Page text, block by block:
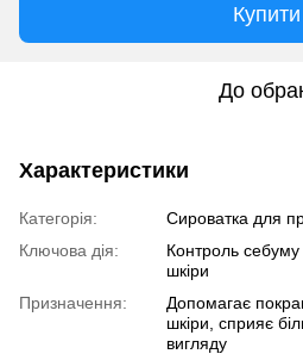
Купити
До
Характеристики
Категорія:
Сироватка для
Ключова дія:
Контроль
шкіри
Призначення:
Допомагає
шкіри, сприяє
вигляду